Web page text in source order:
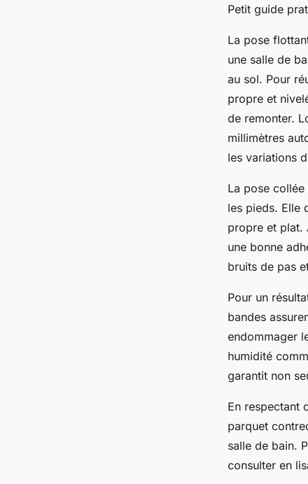
Petit guide
La pose
une salle de
au sol. Pour
propre et
de remonter.
millimètres
les variations
La pose
les pieds. Elle
propre et plat.
une bonne
bruits de pas
Pour un
bandes
endommager
humidité
garantit non
En respectant
parquet
salle de bain.
consulter en